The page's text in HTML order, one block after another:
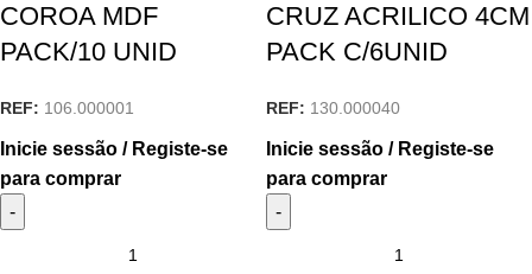
COROA MDF
PACK/10 UNID
REF: 106.000001
Inicie sessão / Registe-se
para comprar
CRUZ ACRILICO 4CM
PACK C/6UNID
REF: 130.000040
Inicie sessão / Registe-se
para comprar